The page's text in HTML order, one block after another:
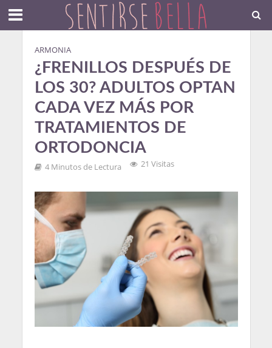
ARMONIA
¿FRENILLOS DESPUÉS DE
LOS 30? ADULTOS OPTAN
CADA VEZ MÁS POR
TRATAMIENTOS DE
ORTODONCIA
4 Minutos de Lectura 21 Visitas